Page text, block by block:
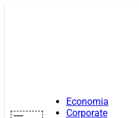
Economia
Corporate